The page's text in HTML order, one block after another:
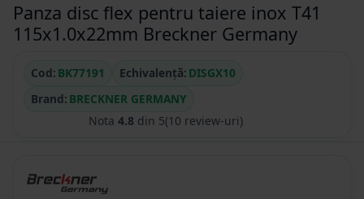
Panza disc flex pentru taiere inox T41
115x1.0x22mm Breckner Germany
Cod: BK77191 Echivalență: DISGX10
Brand: BRECKNER GERMANY
Nota 4.8 din 5(10 review-uri)